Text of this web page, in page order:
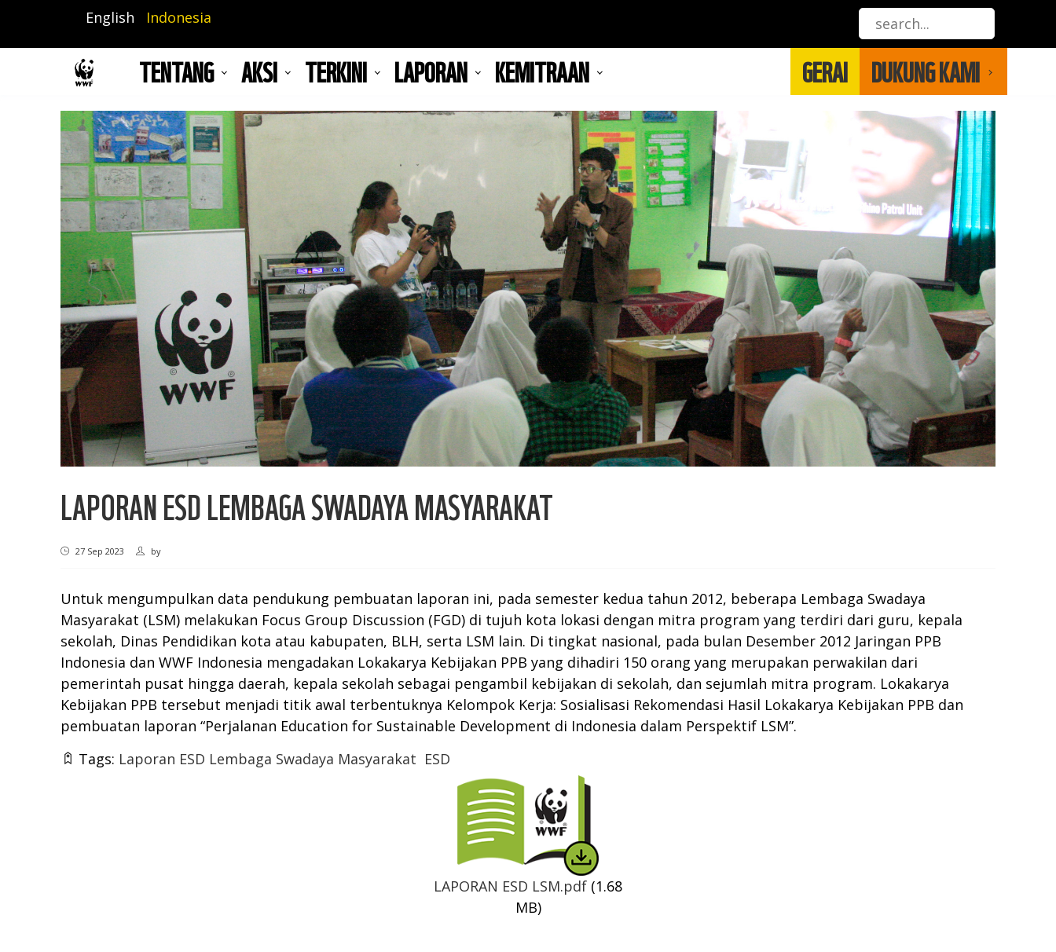
isi
English Indonesia
TENTANG AKSI TERKINI LAPORAN KEMITRAAN GERAI DUKUNG KAMI
LAPORAN ESD LEMBAGA SWADAYA MASYARAKAT
27 Sep 2023 by
Untuk mengumpulkan data pendukung pembuatan laporan ini, pada semester kedua tahun 2012, beberapa Lembaga Swadaya
Masyarakat (LSM) melakukan Focus Group Discussion (FGD) di tujuh kota lokasi dengan mitra program yang terdiri dari guru, kepala
sekolah, Dinas Pendidikan kota atau kabupaten, BLH, serta LSM lain. Di tingkat nasional, pada bulan Desember 2012 Jaringan PPB
Indonesia dan WWF Indonesia mengadakan Lokakarya Kebijakan PPB yang dihadiri 150 orang yang merupakan perwakilan dari
pemerintah pusat hingga daerah, kepala sekolah sebagai pengambil kebijakan di sekolah, dan sejumlah mitra program. Lokakarya
Kebijakan PPB tersebut menjadi titik awal terbentuknya Kelompok Kerja: Sosialisasi Rekomendasi Hasil Lokakarya Kebijakan PPB dan
pembuatan laporan “Perjalanan Education for Sustainable Development di Indonesia dalam Perspektif LSM”.
Tags: Laporan ESD Lembaga Swadaya Masyarakat ESD
Thumbnail
LAPORAN ESD LSM.pdf (1.68
MB)